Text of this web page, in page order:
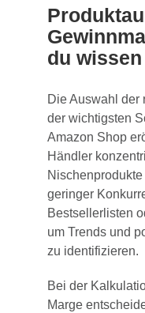
du wissen
Die Auswahl der
der wichtigsten
Amazon Shop
Händler
geringer
Bestsellerlisten
um Trends und
zu identifizieren.
Bei der
Marge